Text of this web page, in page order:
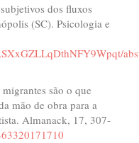
dos fluxos
(SC). Psicologia e
são o que
mão de obra para a
Almanack, 17, 307-